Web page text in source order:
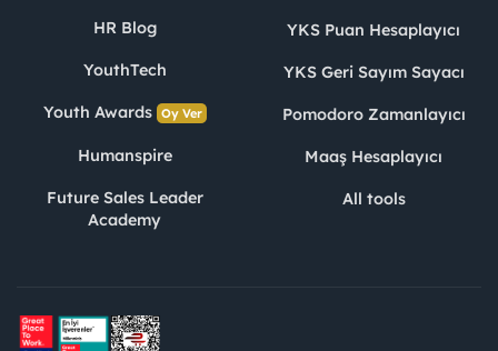
HR Blog
YouthTech
Youth Awards Oy Ver
Humanspire
Future Sales Leader
Academy
YKS Puan Hesaplayıcı
YKS Geri Sayım Sayacı
Pomodoro Zamanlayıcı
Maaş Hesaplayıcı
All tools